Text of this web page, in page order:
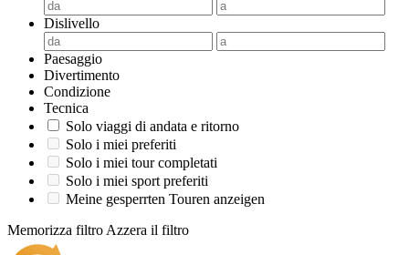
Dislivello
Paesaggio
Divertimento
Condizione
Tecnica
Solo viaggi di andata e ritorno
Solo i miei preferiti
Solo i miei tour completati
Solo i miei sport preferiti
Meine gesperrten Touren anzeigen
Memorizza filtro Azzera il filtro